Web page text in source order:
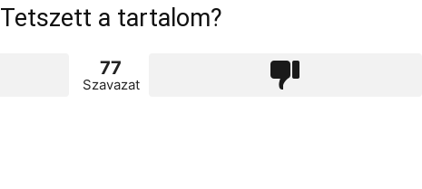
Tetszett a tartalom?
77
Szavazat